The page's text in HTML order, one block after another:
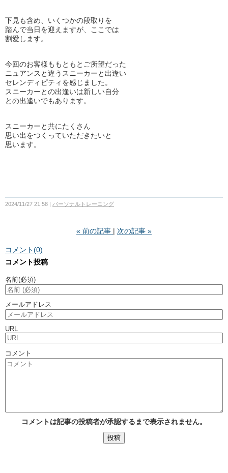
下見も含め、いくつかの段取りを
踏んで当日を迎えますが、ここでは
割愛します。
今回のお客様ももともとご所望だった
ニュアンスと違うスニーカーと出逢い
セレンディピティを感じました。
スニーカーとの出逢いは新しい自分
との出逢いでもあります。
スニーカーと共にたくさん
思い出をつくっていただきたいと
思います。
2024/11/27 21:58 パーソナルトレーニング
« 前の記事 次の記事 »
コメント(0)
コメント投稿
名前(必須)
メールアドレス
URL
コメント
コメントは記事の投稿者が承認するまで表示されません。